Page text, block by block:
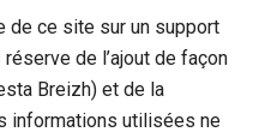
de ce site sur un support
de l’ajout de façon
Breizh) et de la
informations utilisées ne